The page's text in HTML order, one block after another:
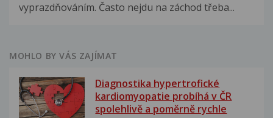
vyprazdňováním. Často nejdu na záchod třeba...
MOHLO BY VÁS ZAJÍMAT
Diagnostika hypertrofické
kardiomyopatie probíhá v ČR
spolehlivě a poměrně rychle